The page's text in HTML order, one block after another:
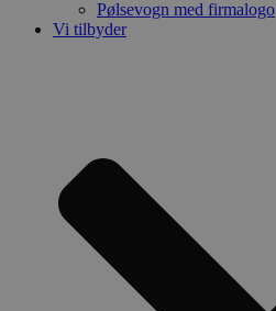
Pølsevogn med firmalogo
Vi tilbyder